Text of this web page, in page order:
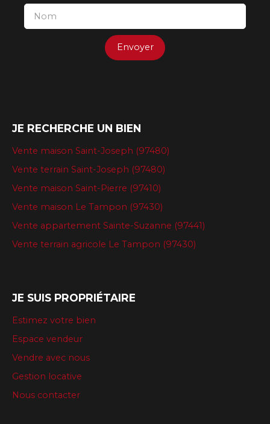
Nom
Envoyer
JE RECHERCHE UN BIEN
Vente maison Saint-Joseph (97480)
Vente terrain Saint-Joseph (97480)
Vente maison Saint-Pierre (97410)
Vente maison Le Tampon (97430)
Vente appartement Sainte-Suzanne (97441)
Vente terrain agricole Le Tampon (97430)
JE SUIS PROPRIÉTAIRE
Estimez votre bien
Espace vendeur
Vendre avec nous
Gestion locative
Nous contacter